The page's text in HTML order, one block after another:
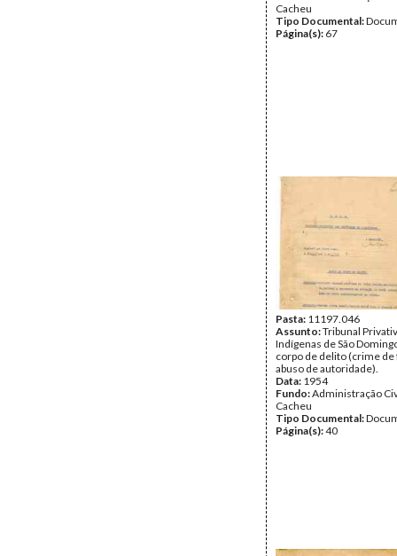
Cacheu
Tipo Documental:
Página(s): 67
Pasta: 11197.046
Assunto:Tribunal
Indígenas de São
corpo de delito (crime
abuso de autoridade).
Data: 1954
Fundo:Administração
Cacheu
Tipo Documental:
Página(s):40